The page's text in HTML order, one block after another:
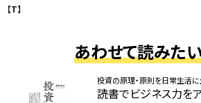
【T】
あわせて読みた
投資の原理・原則を日常生活
読書でビジネス力をア